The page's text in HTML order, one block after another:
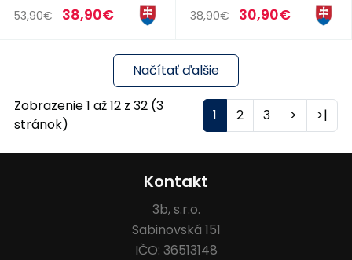
53,90€ 38,90€ 38,90€ 30,90€
Načítať ďalšie
Zobrazenie 1 až 12 z 32 (3
stránok)
1 2 3 > >|
Kontakt
3b, s.r.o.
Sabinovská 151
IČO: 36513148